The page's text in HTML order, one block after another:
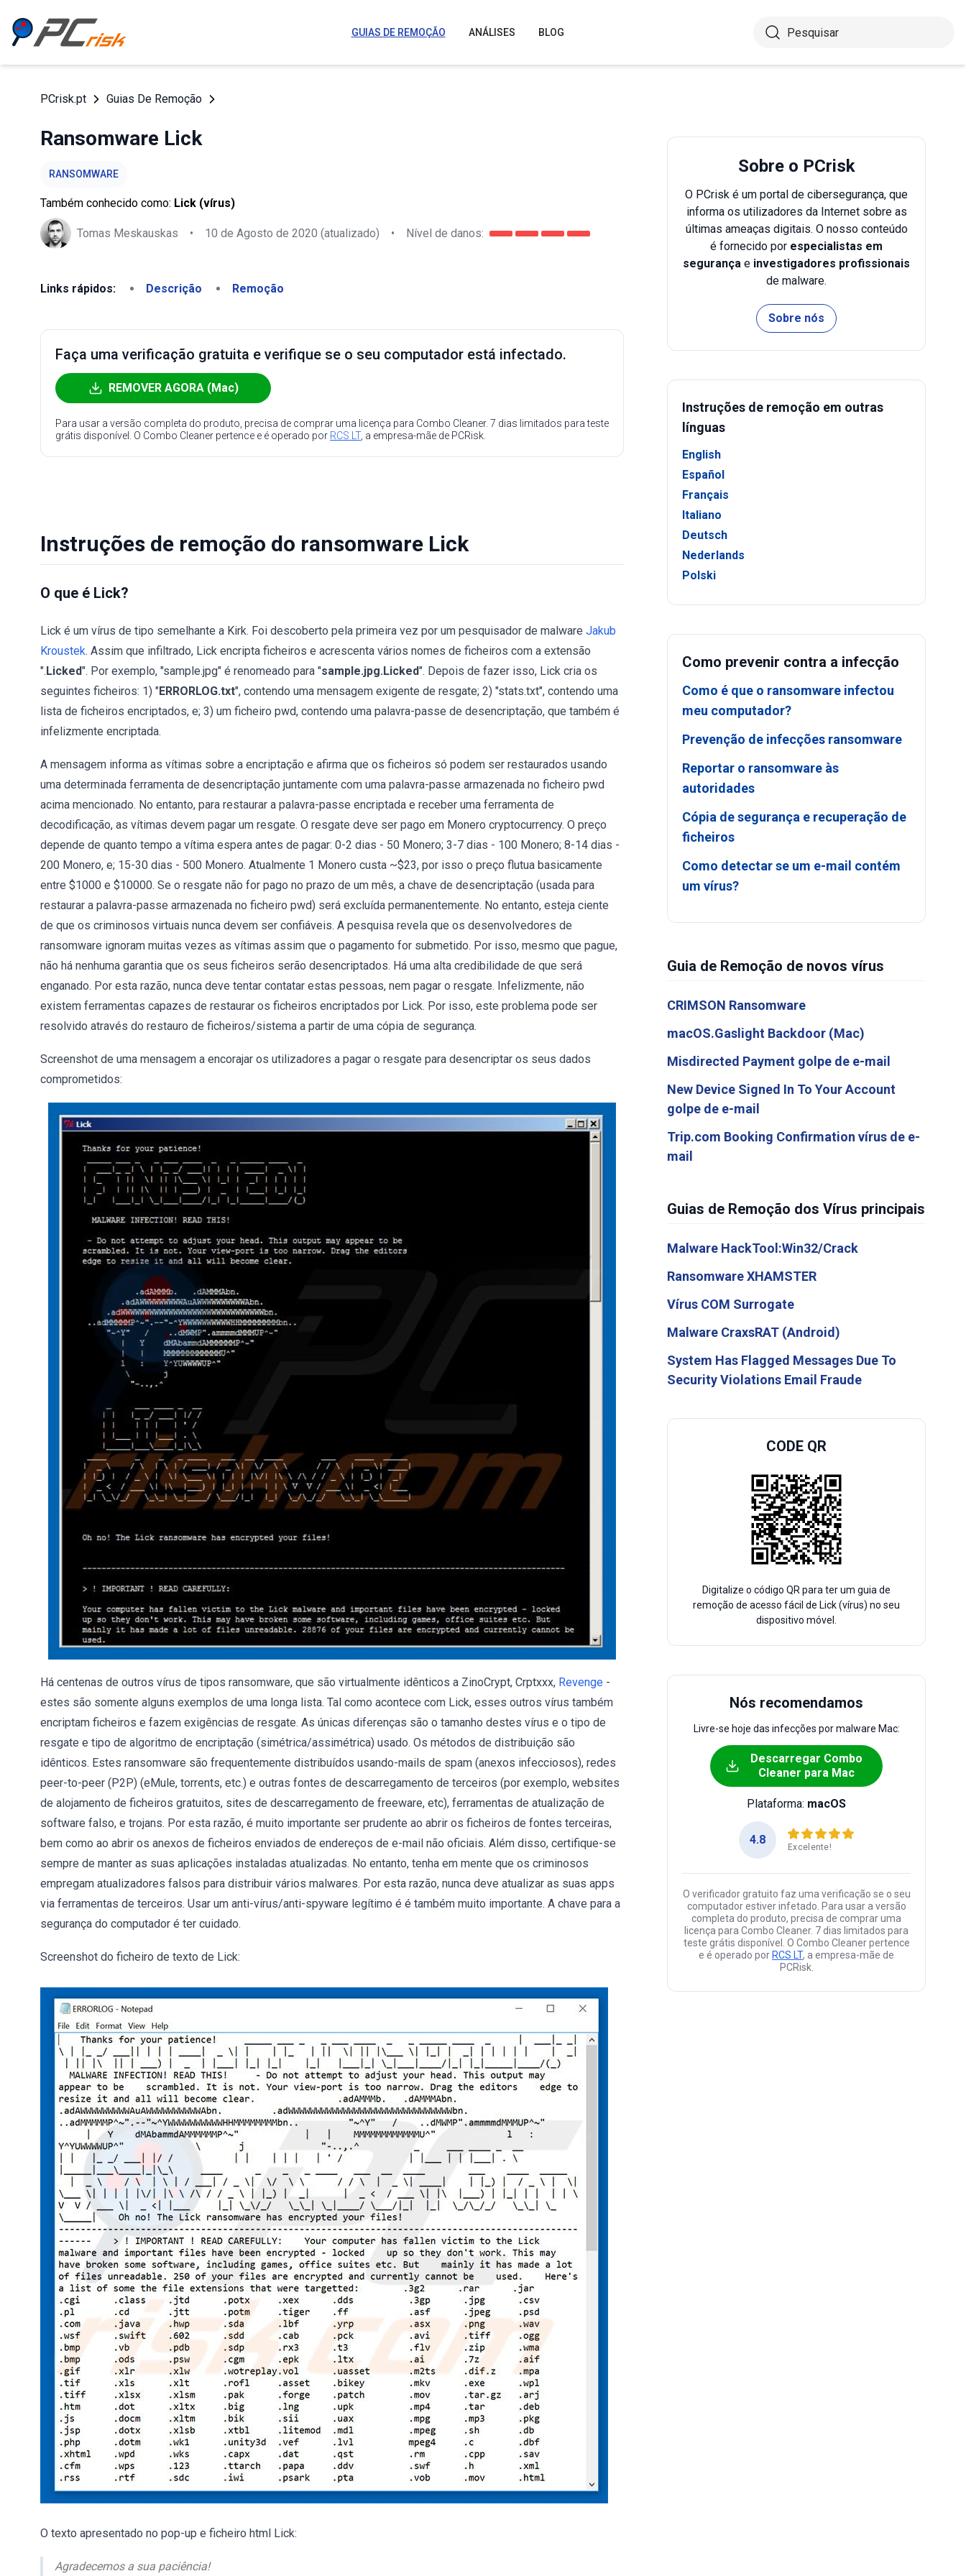
GUIAS DE REMOÇÃO ANÁLISES BLOG
PCrisk.pt Guias De Remoção
Ransomware Lick
RANSOMWARE
Também conhecido como: Lick (vírus)
Tomas Meskauskas • 10 de Agosto de 2020 (atualizado) • Nível de danos:
Links rápidos: Descrição Remoção
Faça uma verificação gratuita e verifique se o seu computador está infectado.
REMOVER AGORA (Mac)
Para usar a versão completa do produto, precisa de comprar uma licença para Combo Cleaner. 7 dias limitados para teste
grátis disponível. O Combo Cleaner pertence e é operado por RCS LT, a empresa-mãe de PCRisk.
Instruções de remoção do ransomware Lick
O que é Lick?
Lick é um vírus de tipo semelhante a Kirk. Foi descoberto pela primeira vez por um pesquisador de malware Jakub
Kroustek. Assim que infiltrado, Lick encripta ficheiros e acrescenta vários nomes de ficheiros com a extensão
".Licked". Por exemplo, "sample.jpg" é renomeado para "sample.jpg.Licked". Depois de fazer isso, Lick cria os
seguintes ficheiros: 1) "ERRORLOG.txt", contendo uma mensagem exigente de resgate; 2) "stats.txt", contendo uma
lista de ficheiros encriptados, e; 3) um ficheiro pwd, contendo uma palavra-passe de desencriptação, que também é
infelizmente encriptada.
A mensagem informa as vítimas sobre a encriptação e afirma que os ficheiros só podem ser restaurados usando
uma determinada ferramenta de desencriptação juntamente com uma palavra-passe armazenada no ficheiro pwd
acima mencionado. No entanto, para restaurar a palavra-passe encriptada e receber uma ferramenta de
decodificação, as vítimas devem pagar um resgate. O resgate deve ser pago em Monero cryptocurrency. O preço
depende de quanto tempo a vítima espera antes de pagar: 0-2 dias - 50 Monero; 3-7 dias - 100 Monero; 8-14 dias -
200 Monero, e; 15-30 dias - 500 Monero. Atualmente 1 Monero custa ~$23, por isso o preço flutua basicamente
entre $1000 e $10000. Se o resgate não for pago no prazo de um mês, a chave de desencriptação (usada para
restaurar a palavra-passe armazenada no ficheiro pwd) será excluída permanentemente. No entanto, esteja ciente
de que os criminosos virtuais nunca devem ser confiáveis. A pesquisa revela que os desenvolvedores de
ransomware ignoram muitas vezes as vítimas assim que o pagamento for submetido. Por isso, mesmo que pague,
não há nenhuma garantia que os seus ficheiros serão desencriptados. Há uma alta credibilidade de que será
enganado. Por esta razão, nunca deve tentar contatar estas pessoas, nem pagar o resgate. Infelizmente, não
existem ferramentas capazes de restaurar os ficheiros encriptados por Lick. Por isso, este problema pode ser
resolvido através do restauro de ficheiros/sistema a partir de uma cópia de segurança.
Screenshot de uma mensagem a encorajar os utilizadores a pagar o resgate para desencriptar os seus dados
comprometidos:
Há centenas de outros vírus de tipos ransomware, que são virtualmente idênticos a ZinoCrypt, Crptxxx, Revenge -
estes são somente alguns exemplos de uma longa lista. Tal como acontece com Lick, esses outros vírus também
encriptam ficheiros e fazem exigências de resgate. As únicas diferenças são o tamanho destes vírus e o tipo de
resgate e tipo de algoritmo de encriptação (simétrica/assimétrica) usado. Os métodos de distribuição são
idênticos. Estes ransomware são frequentemente distribuídos usando-mails de spam (anexos infecciosos), redes
peer-to-peer (P2P) (eMule, torrents, etc.) e outras fontes de descarregamento de terceiros (por exemplo, websites
de alojamento de ficheiros gratuitos, sites de descarregamento de freeware, etc), ferramentas de atualização de
software falso, e trojans. Por esta razão, é muito importante ser prudente ao abrir os ficheiros de fontes terceiras,
bem como ao abrir os anexos de ficheiros enviados de endereços de e-mail não oficiais. Além disso, certifique-se
sempre de manter as suas aplicações instaladas atualizadas. No entanto, tenha em mente que os criminosos
empregam atualizadores falsos para distribuir vários malwares. Por esta razão, nunca deve atualizar as suas apps
via ferramentas de terceiros. Usar um anti-vírus/anti-spyware legítimo é é também muito importante. A chave para a
segurança do computador é ter cuidado.
Screenshot do ficheiro de texto de Lick:
O texto apresentado no pop-up e ficheiro html Lick:
Agradecemos a sua paciência!
Sobre o PCrisk
O PCrisk é um portal de cibersegurança, que
informa os utilizadores da Internet sobre as
últimas ameaças digitais. O nosso conteúdo
é fornecido por especialistas em
segurança e investigadores profissionais
de malware.
Sobre nós
Instruções de remoção em outras
línguas
English
Español
Français
Italiano
Deutsch
Nederlands
Polski
Como prevenir contra a infecção
Como é que o ransomware infectou
meu computador?
Prevenção de infecções ransomware
Reportar o ransomware às
autoridades
Cópia de segurança e recuperação de
ficheiros
Como detectar se um e-mail contém
um vírus?
Guia de Remoção de novos vírus
CRIMSON Ransomware
macOS.Gaslight Backdoor (Mac)
Misdirected Payment golpe de e-mail
New Device Signed In To Your Account
golpe de e-mail
Trip.com Booking Confirmation vírus de e-
mail
Guias de Remoção dos Vírus principais
Malware HackTool:Win32/Crack
Ransomware XHAMSTER
Vírus COM Surrogate
Malware CraxsRAT (Android)
System Has Flagged Messages Due To
Security Violations Email Fraude
CODE QR
Digitalize o código QR para ter um guia de
remoção de acesso fácil de Lick (vírus) no seu
dispositivo móvel.
Nós recomendamos
Livre-se hoje das infecções por malware Mac:
Descarregar Combo
Cleaner para Mac
Plataforma: macOS
4.8
Excelente!
O verificador gratuito faz uma verificação se o seu
computador estiver infetado. Para usar a versão
completa do produto, precisa de comprar uma
licença para Combo Cleaner. 7 dias limitados para
teste grátis disponível. O Combo Cleaner pertence
e é operado por RCS LT, a empresa-mãe de
PCRisk.